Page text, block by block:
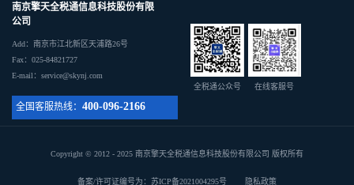
南京擎天全税通信息科技股份有限
公司
Add：南京市江北新区天浦路26号
Fax：025-84821727
E-mail：service@skynj.com
全国客服热线： 400-096-2166
全税通公众号 在线客服号
Copyright © 2012 - 2025 南京擎天全税通信息科技股份有限公司 版权所有
备案/许可证编号为：苏ICP备2021004295号 隐私政策